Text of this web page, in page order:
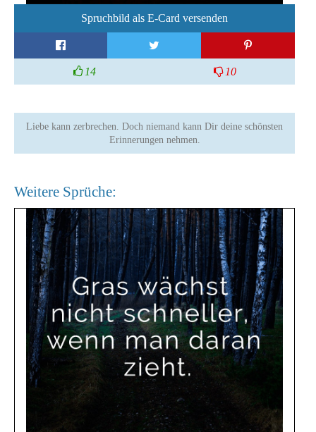
Spruchbild als E-Card versenden
14 10
Liebe kann zerbrechen. Doch niemand kann Dir deine schönsten
Erinnerungen nehmen.
Weitere Sprüche: